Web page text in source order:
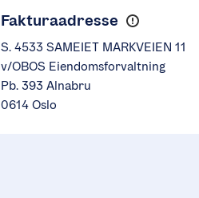
Fakturaadresse
S. 4533 SAMEIET MARKVEIEN 11
v/OBOS Eiendomsforvaltning
Pb. 393 Alnabru
0614 Oslo